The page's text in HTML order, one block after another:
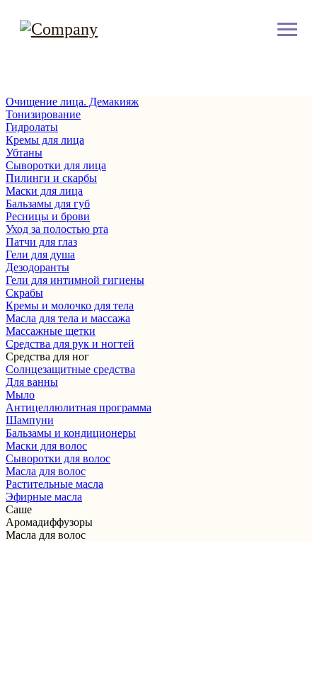
Очищение лица. Демакияж
Тонизирование
Гидролаты
Кремы для лица
Убтаны
Сыворотки для лица
Пилинги и скарбы
Маски для лица
Бальзамы для губ
Ресницы и брови
Уход за полостью рта
Патчи для глаз
Гели для душа
Дезодоранты
Гели для интимной гигиены
Скрабы
Кремы и молочко для тела
Масла для тела и массажа
Массажные щетки
Cредства для рук и ногтей
Средства для ног
Солнцезащитные средства
Для ванны
Мыло
Антицеллюлитная программа
Шампуни
Бальзамы и кондиционеры
Маски для волос
Сыворотки для волос
Масла для волос
Растительные масла
Эфирные масла
Саше
Аромадиффузоры
Масла для волос